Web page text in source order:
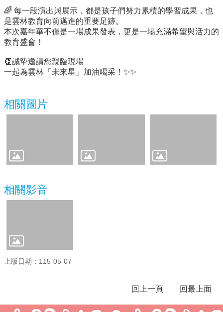
E
化
學
校
關
網
學
校
法
規
縣
區
English
Version
總
🌈 每一段演出與展示，都是孩子們努力累積的學習成果，也
是雲林教育向前邁進的重要足跡。
本次嘉年華不僅是一場成果發表，更是一場充滿希望與活力的
教育盛會！
👏誠摯邀請您親臨現場
一起為雲林「未來星」加油喝采！✨✨
相關圖片
相關影音
上版日期：115-05-07
回上一頁 回最上面